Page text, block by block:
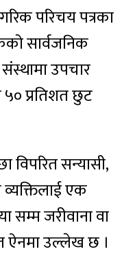
परिचय पत्रका
सार्वजनिक
संस्थामा उपचार
५० प्रतिशत छुट
विपरित सन्यासी,
व्यक्तिलाई एक
सम्म जरीवाना वा
ऐनमा उल्लेख छ ।